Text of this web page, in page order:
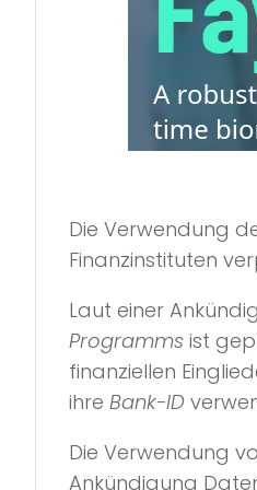
Die Verwendung
Finanzinstituten
Laut einer
Programms ist
finanziellen
ihre Bank-ID
Die Verwendung
Ankündigung